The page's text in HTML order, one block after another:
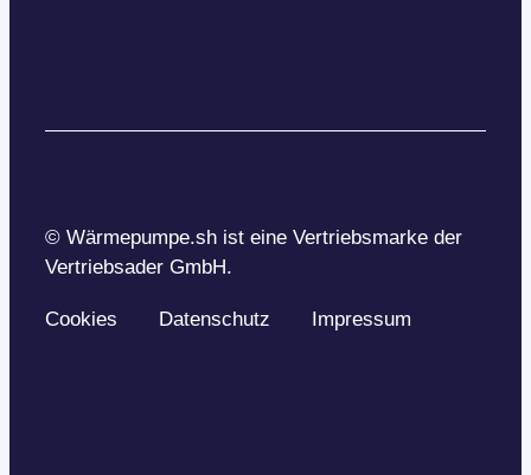
© Wärmepumpe.sh ist eine Vertriebsmarke der
Vertriebsader GmbH.
Cookies Datenschutz Impressum